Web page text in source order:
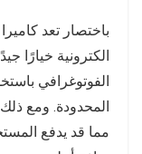
الكترونية خيارًا
المحدودة. ومع
مما قد يدفع